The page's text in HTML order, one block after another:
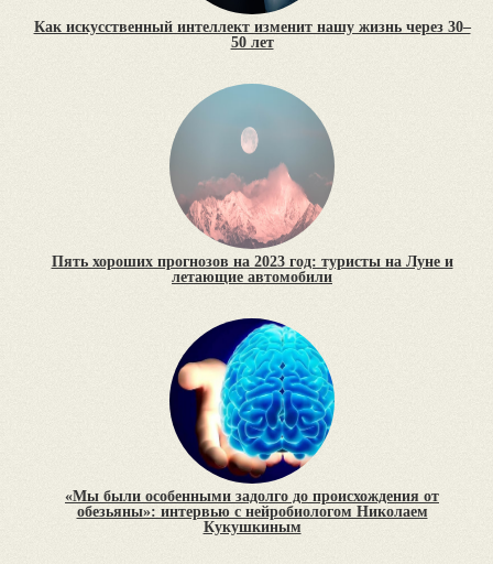
Как искусственный интеллект изменит нашу жизнь через 30–
50 лет
Пять хороших прогнозов на 2023 год: туристы на Луне и
летающие автомобили
«Мы были особенными задолго до происхождения от
обезьяны»: интервью с нейробиологом Николаем
Кукушкиным